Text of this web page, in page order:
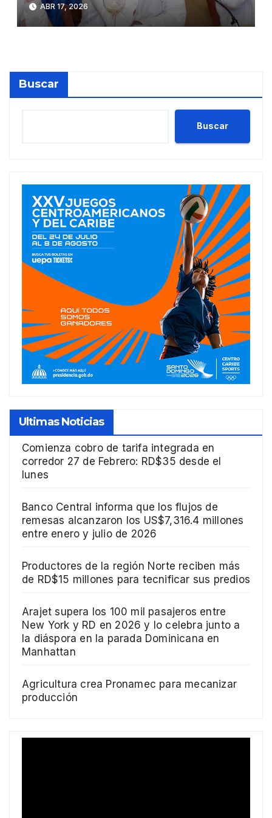
ABR 17, 2026
Buscar
Buscar
Ultimas Noticias
Comienza cobro de tarifa integrada en
corredor 27 de Febrero: RD$35 desde el
lunes
Banco Central informa que los flujos de
remesas alcanzaron los US$7,316.4 millones
entre enero y julio de 2026
Productores de la región Norte reciben más
de RD$15 millones para tecnificar sus predios
Arajet supera los 100 mil pasajeros entre
New York y RD en 2026 y lo celebra junto a
la diáspora en la parada Dominicana en
Manhattan
Agricultura crea Pronamec para mecanizar
producción